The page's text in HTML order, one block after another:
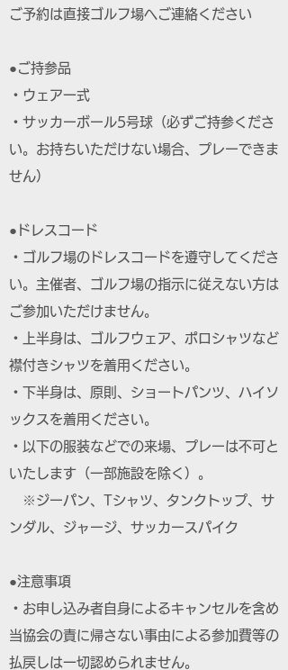
ご予約は直接ゴルフ場へご連絡ください
●ご持参品
・ウェア一式
・サッカーボール5号球（必ずご持参くださ
い。お持ちいただけない場合、プレーできま
せん）
●ドレスコード
・ゴルフ場のドレスコードを遵守してくださ
い。主催者、ゴルフ場の指示に従えない方は
ご参加いただけません。
・上半身は、ゴルフウェア、ポロシャツなど
襟付きシャツを着用ください。
・下半身は、原則、ショートパンツ、ハイソ
ックスを着用ください。
・以下の服装などでの来場、プレーは不可と
いたします（一部施設を除く）。
※ジーパン、Tシャツ、タンクトップ、サ
ンダル、ジャージ、サッカースパイク
●注意事項
・お申し込み者自身によるキャンセルを含め
当協会の責に帰さない事由による参加費等の
払戻しは一切認められません。